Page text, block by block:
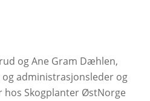
og Ane Gram Dæhlen,
administrasjonsleder og
hos Skogplanter ØstNorge